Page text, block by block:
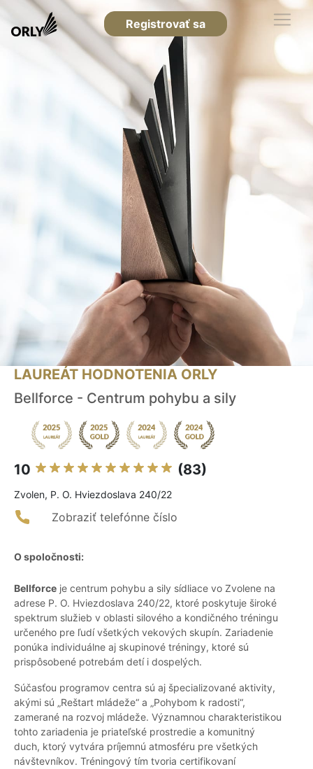
Registrovať sa
LAUREÁT HODNOTENIA ORLY
Bellforce - Centrum pohybu a sily
10 (83)
Zvolen, P. O. Hviezdoslava 240/22
Zobraziť telefónne číslo
O spoločnosti:
Bellforce je centrum pohybu a sily sídliace vo Zvolene na
adrese P. O. Hviezdoslava 240/22, ktoré poskytuje široké
spektrum služieb v oblasti silového a kondičného tréningu
určeného pre ľudí všetkých vekových skupín. Zariadenie
ponúka individuálne aj skupinové tréningy, ktoré sú
prispôsobené potrebám detí i dospelých.
Súčasťou programov centra sú aj špecializované aktivity,
akými sú „Reštart mládeže“ a „Pohybom k radosti“,
zamerané na rozvoj mládeže. Významnou charakteristikou
tohto zariadenia je priateľské prostredie a komunitný
duch, ktorý vytvára príjemnú atmosféru pre všetkých
návštevníkov. Tréningový tím tvoria certifikovaní